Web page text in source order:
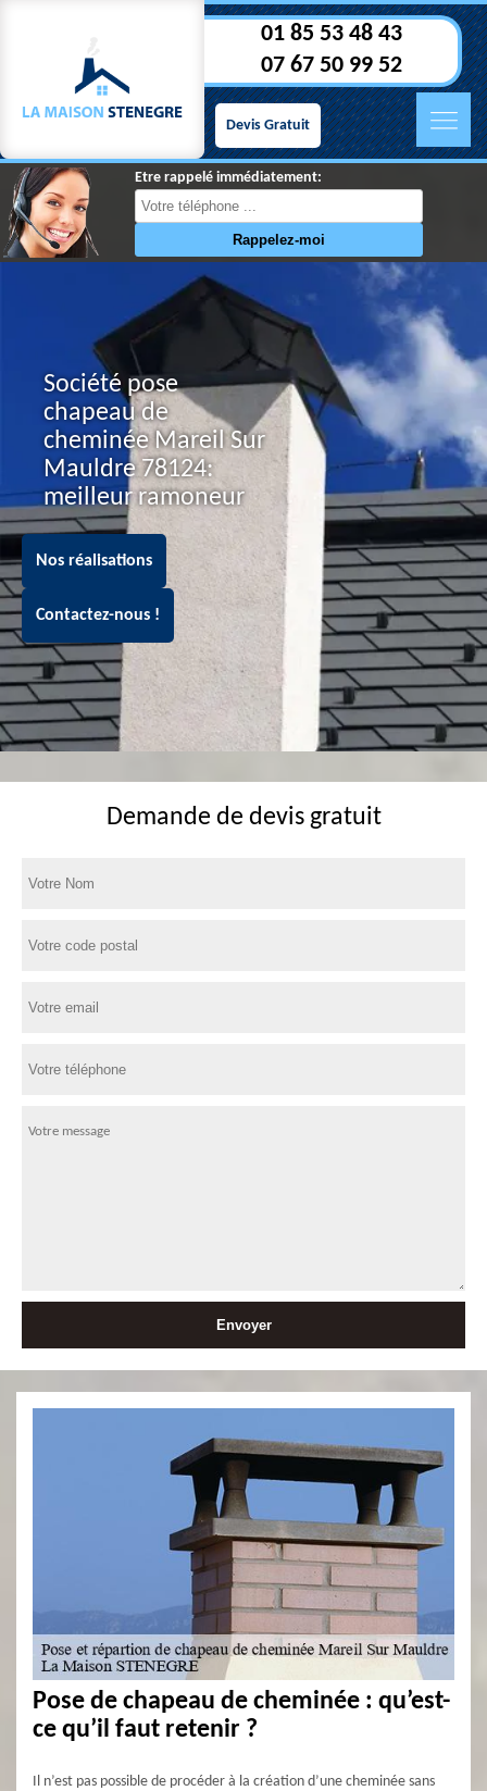
01 85 53 48 43
07 67 50 99 52
Devis Gratuit
Etre rappelé immédiatement:
Société pose
chapeau de
cheminée Mareil Sur
Mauldre 78124:
meilleur ramoneur
Nos réalisations
Contactez-nous !
Demande de devis gratuit
Pose de chapeau de cheminée : qu’est-
ce qu’il faut retenir ?
Il n’est pas possible de procéder à la création d’une cheminée sans